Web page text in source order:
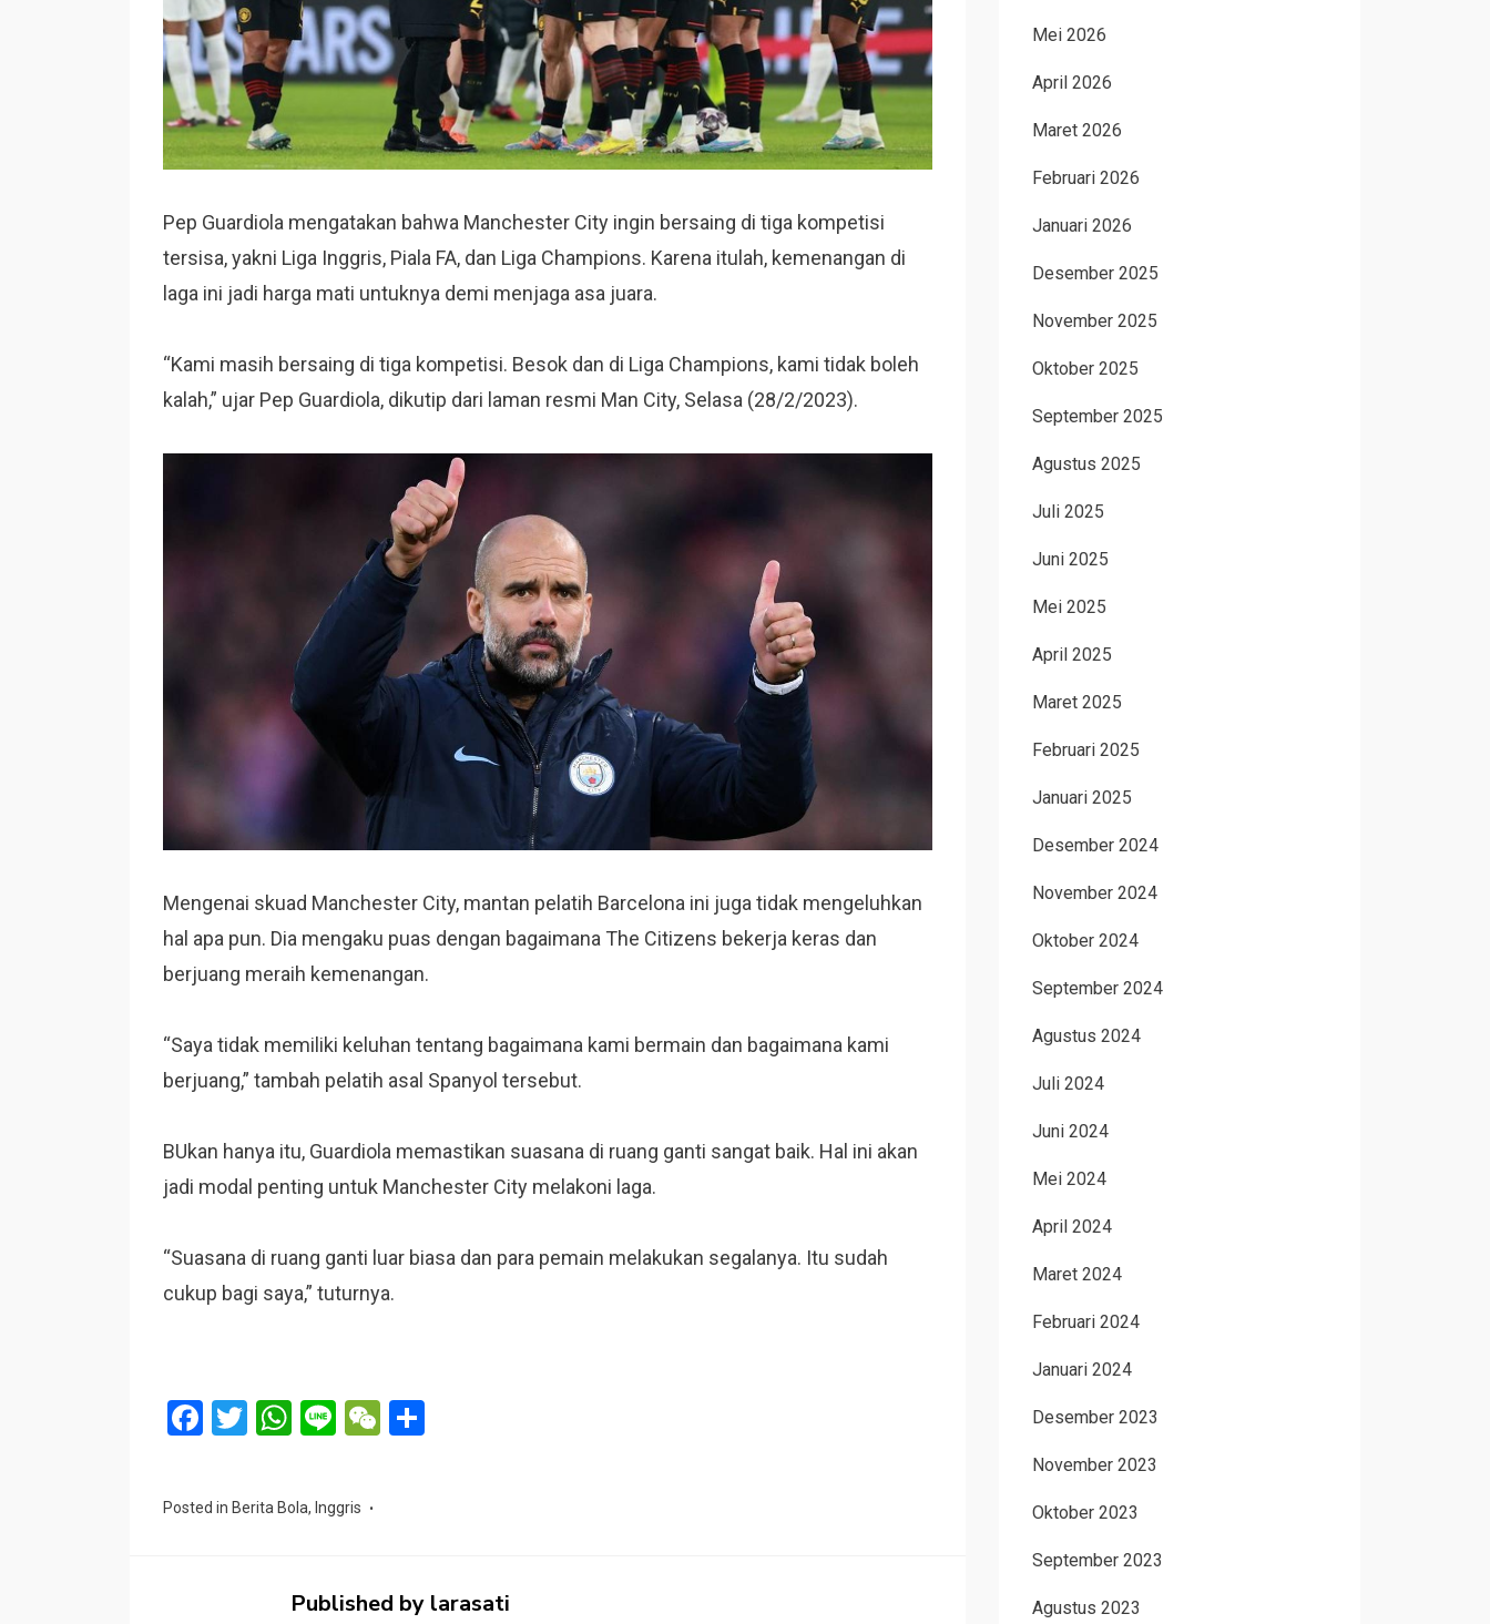
Pep Guardiola mengatakan bahwa Manchester City ingin bersaing di tiga kompetisi
tersisa, yakni Liga Inggris, Piala FA, dan Liga Champions. Karena itulah, kemenangan di
laga ini jadi harga mati untuknya demi menjaga asa juara.
“Kami masih bersaing di tiga kompetisi. Besok dan di Liga Champions, kami tidak boleh
kalah,” ujar Pep Guardiola, dikutip dari laman resmi Man City, Selasa (28/2/2023).
Mengenai skuad Manchester City, mantan pelatih Barcelona ini juga tidak mengeluhkan
hal apa pun. Dia mengaku puas dengan bagaimana The Citizens bekerja keras dan
berjuang meraih kemenangan.
“Saya tidak memiliki keluhan tentang bagaimana kami bermain dan bagaimana kami
berjuang,” tambah pelatih asal Spanyol tersebut.
BUkan hanya itu, Guardiola memastikan suasana di ruang ganti sangat baik. Hal ini akan
jadi modal penting untuk Manchester City melakoni laga.
“Suasana di ruang ganti luar biasa dan para pemain melakukan segalanya. Itu sudah
cukup bagi saya,” tuturnya.
F
b
T
er
W
s
p
Li
W
Posted in Berita Bola, Inggris
Published by larasati
Mei 2026
April 2026
Maret 2026
Februari 2026
Januari 2026
Desember 2025
November 2025
Oktober 2025
September 2025
Agustus 2025
Juli 2025
Juni 2025
Mei 2025
April 2025
Maret 2025
Februari 2025
Januari 2025
Desember 2024
November 2024
Oktober 2024
September 2024
Agustus 2024
Juli 2024
Juni 2024
Mei 2024
April 2024
Maret 2024
Februari 2024
Januari 2024
Desember 2023
November 2023
Oktober 2023
September 2023
Agustus 2023